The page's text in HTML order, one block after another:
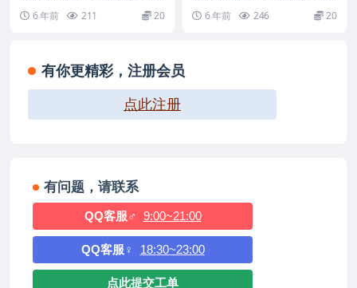
2002719原厂系统刷机电视固
件包下载
32U60 2.物料号：99014356/...
6 年前 211 20
视固件包下载
40M3800NF 2.物料号：99011...
6 年前 246 20
有你更精彩，注册会员
点此注册
有问题，请联系
QQ客服♂ 9:00~21:00
QQ客服♀ 18:30~23:00
点此提交工单